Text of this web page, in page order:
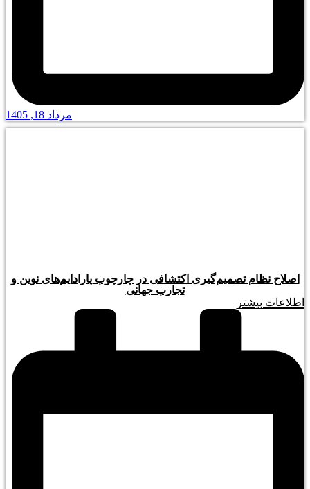
مرداد 18, 1405
اصلاح نظام تصمیم‌گیری اکتشافی در چارچوب پارادایم‌های نوین و
تجارب جهانی
اطلاعات بیشتر